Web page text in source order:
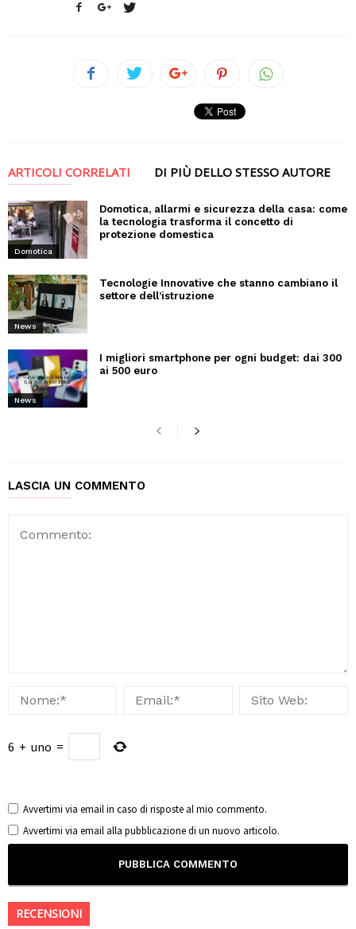
ARTICOLI CORRELATI DI PIÙ DELLO STESSO AUTORE
Domotica
Domotica, allarmi e sicurezza della casa: come
la tecnologia trasforma il concetto di
protezione domestica
News
Tecnologie Innovative che stanno cambiano il
settore dell’istruzione
News
I migliori smartphone per ogni budget: dai 300
ai 500 euro
LASCIA UN COMMENTO
6 + uno =
Avvertimi via email in caso di risposte al mio commento.
Avvertimi via email alla pubblicazione di un nuovo articolo.
RECENSIONI